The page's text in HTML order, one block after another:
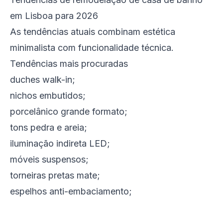
em Lisboa para 2026
As tendências atuais combinam estética
minimalista com funcionalidade técnica.
Tendências mais procuradas
duches walk-in;
nichos embutidos;
porcelânico grande formato;
tons pedra e areia;
iluminação indireta LED;
móveis suspensos;
torneiras pretas mate;
espelhos anti-embaciamento;